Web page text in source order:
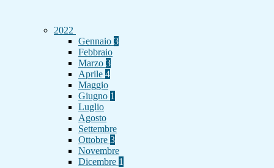
2022
Gennaio 3
Febbraio
Marzo 3
Aprile 4
Maggio
Giugno 1
Luglio
Agosto
Settembre
Ottobre 3
Novembre
Dicembre 1